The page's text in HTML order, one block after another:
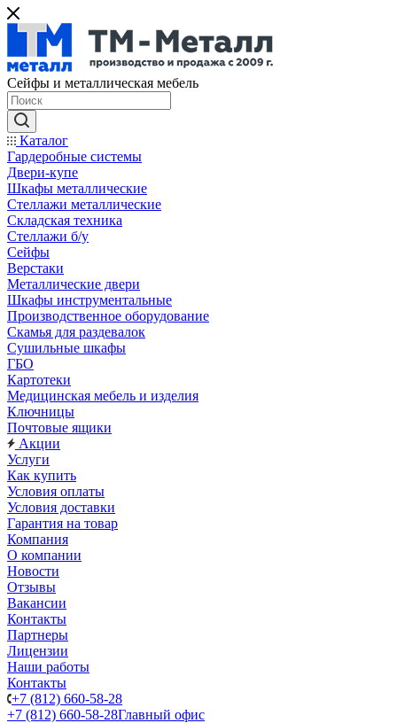
Сейфы и металлическая мебель
Каталог
Гардеробные системы
Двери-купе
Шкафы металлические
Стеллажи металлические
Складская техника
Стеллажи б/у
Сейфы
Верстаки
Металлические двери
Шкафы инструментальные
Производственное оборудование
Скамья для раздевалок
Сушильные шкафы
ГБО
Картотеки
Медицинская мебель и изделия
Ключницы
Почтовые ящики
Акции
Услуги
Как купить
Условия оплаты
Условия доставки
Гарантия на товар
Компания
О компании
Новости
Отзывы
Вакансии
Контакты
Партнеры
Лицензии
Наши работы
Контакты
+7 (812) 660-58-28
+7 (812) 660-58-28Главный офис